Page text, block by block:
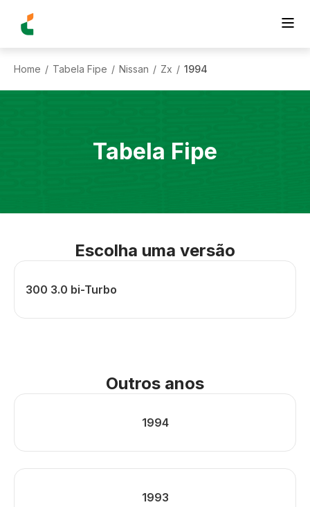
Home / Tabela Fipe / Nissan / Zx / 1994
Tabela Fipe
Escolha uma versão
300 3.0 bi-Turbo
Outros anos
1994
1993